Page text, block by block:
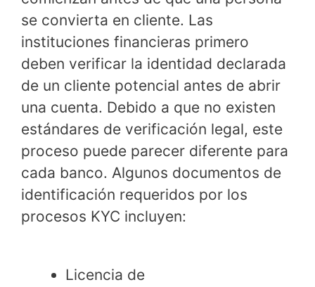
se convierta en cliente. Las
instituciones financieras primero
deben verificar la identidad declarada
de un cliente potencial antes de abrir
una cuenta. Debido a que no existen
estándares de verificación legal, este
proceso puede parecer diferente para
cada banco. Algunos documentos de
identificación requeridos por los
procesos KYC incluyen:
Licencia de